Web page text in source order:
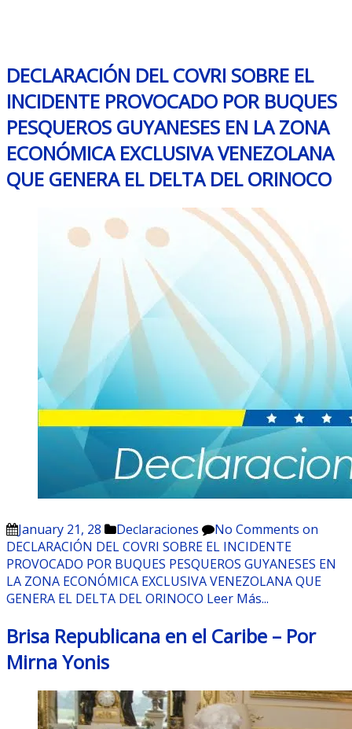
DECLARACIÓN DEL COVRI SOBRE EL
INCIDENTE PROVOCADO POR BUQUES
PESQUEROS GUYANESES EN LA ZONA
ECONÓMICA EXCLUSIVA VENEZOLANA
QUE GENERA EL DELTA DEL ORINOCO
January 21, 28 Declaraciones No Comments on
DECLARACIÓN DEL COVRI SOBRE EL INCIDENTE
PROVOCADO POR BUQUES PESQUEROS GUYANESES EN
LA ZONA ECONÓMICA EXCLUSIVA VENEZOLANA QUE
GENERA EL DELTA DEL ORINOCO Leer Más...
Brisa Republicana en el Caribe – Por
Mirna Yonis